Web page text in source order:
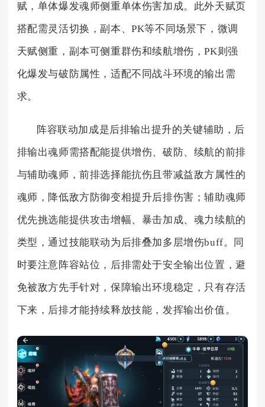
赋，单体爆发魂师侧重单体伤害加成。此外天赋页
搭配需灵活切换，副本、PK等不同场景下，微调
天赋侧重，副本可侧重群伤和续航增伤，PK则强
化爆发与破防属性，适配不同战斗环境的输出需
求。
阵容联动加成是后排输出提升的关键辅助，后
排输出魂师需搭配能提供增伤、破防、续航的前排
与辅助魂师，前排选择能抗伤且带减益敌方属性的
魂师，降低敌方防御变相提升后排伤害；辅助魂师
优先挑选能提供攻击增幅、暴击加成、魂力续航的
类型，通过技能联动为后排叠加多层增伤buff。同
时要注意阵容站位，后排需处于安全输出位置，避
免被敌方先手针对，保障输出环境稳定，只有存活
下来，后排才能持续释放技能，发挥输出价值。